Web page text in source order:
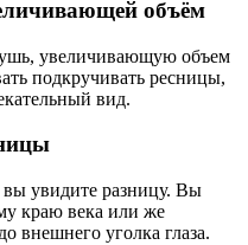
объём
увеличивающую объем
подкручивать ресницы,
вид.
увидите разницу. Вы
краю века или же
внешнего уголка глаза.